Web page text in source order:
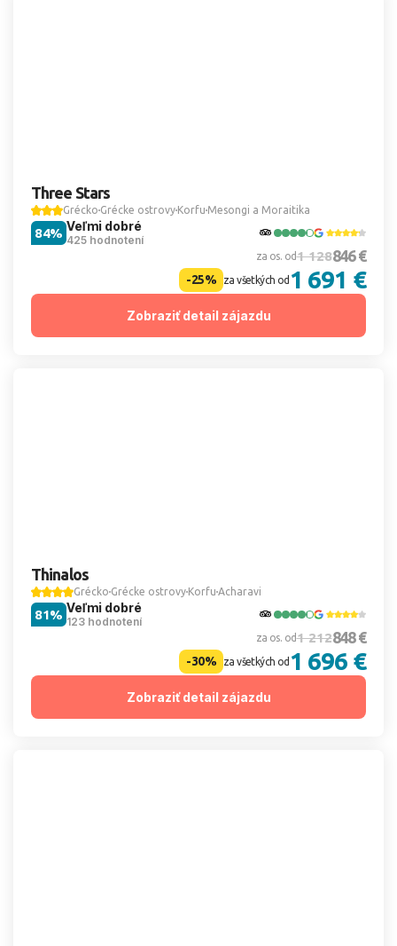
Three Stars
Grécko Grécke ostrovy Korfu Mesongi a Moraitika
Veľmi dobré
425 hodnotení
84%
za os. od1 128846 €
-25% za všetkých od 1 691 €
Zobraziť detail zájazdu
Thinalos
Grécko Grécke ostrovy Korfu Acharavi
Veľmi dobré
123 hodnotení
81%
za os. od1 212848 €
-30% za všetkých od 1 696 €
Zobraziť detail zájazdu